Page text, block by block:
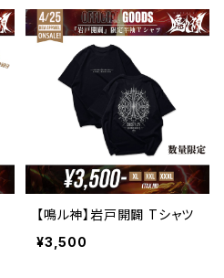
【鳴ル神】岩戸開闢 Tシャツ
¥3,500